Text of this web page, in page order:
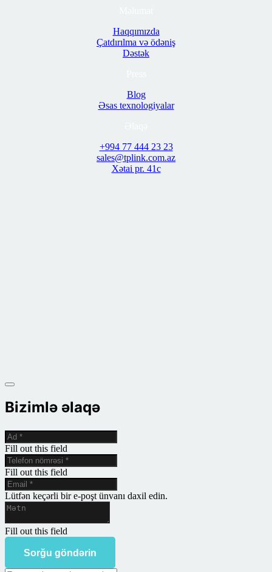
Haqqımızda
Çatdırılma və ödəniş
Dəstək
Blog
Əsas texnologiyalar
+994 77 444 23 23
sales@tplink.com.az
Xətai pr. 41c
Bizimlə əlaqə
Fill out this field
Fill out this field
Lütfən keçərli bir e-poşt ünvanı daxil edin.
Fill out this field
Sorğu göndərin